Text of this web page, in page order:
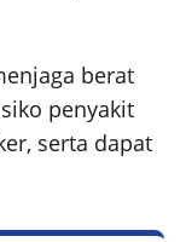
berat
penyakit
serta dapat